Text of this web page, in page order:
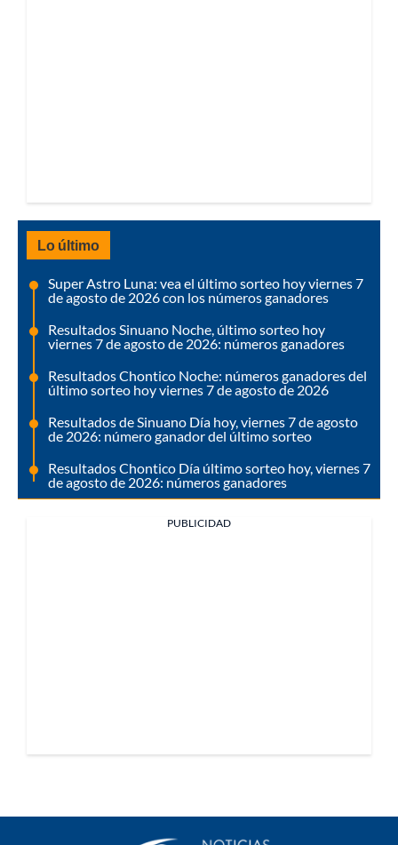
Lo último
Super Astro Luna: vea el último sorteo hoy viernes 7
de agosto de 2026 con los números ganadores
Resultados Sinuano Noche, último sorteo hoy
viernes 7 de agosto de 2026: números ganadores
Resultados Chontico Noche: números ganadores del
último sorteo hoy viernes 7 de agosto de 2026
Resultados de Sinuano Día hoy, viernes 7 de agosto
de 2026: número ganador del último sorteo
Resultados Chontico Día último sorteo hoy, viernes 7
de agosto de 2026: números ganadores
PUBLICIDAD